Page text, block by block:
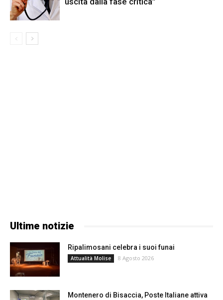
Ultime notizie
Ripalimosani celebra i suoi funai
Attualità Molise 8 Agosto 2026
Montenero di Bisaccia, Poste Italiane attiva